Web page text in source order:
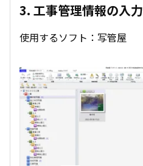
3. 工事管理情報の入力
使用するソフト：写管屋